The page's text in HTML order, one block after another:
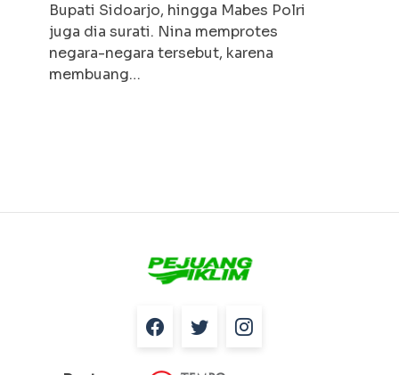
Bupati Sidoarjo, hingga Mabes Polri
juga dia surati. Nina memprotes
negara-negara tersebut, karena
membuang…